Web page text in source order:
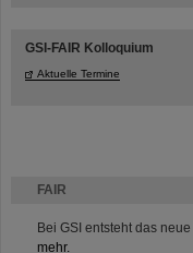
FAIR
Bei GSI entsteht das
mehr.
GSI-FAIR Kolloquium
Aktuelle Termine